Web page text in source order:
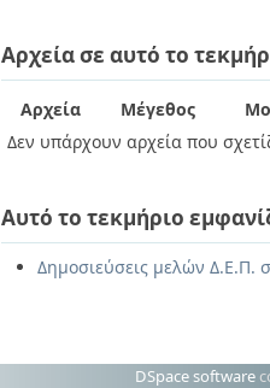
Αρχεία σε αυτό το
Αρχεία Μέγεθος
Δεν υπάρχουν αρχεία που
Αυτό το τεκμήριο
Δημοσιεύσεις μελών Δ.Ε.Π.
DSpace software